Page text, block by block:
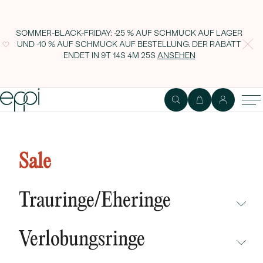
SOMMER-BLACK-FRIDAY: -25 % AUF SCHMUCK AUF LAGER
UND -10 % AUF SCHMUCK AUF BESTELLUNG. DER RABATT
ENDET IN 9T 14S 4M 25S ANSEHEN
Sale
Trauringe/Eheringe
NEUHEITEN
Verlobungsringe